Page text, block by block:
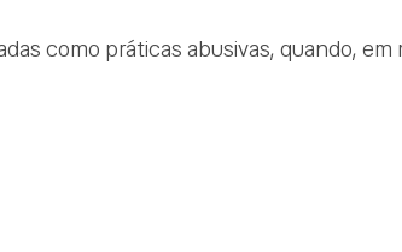
como práticas abusivas, quando,